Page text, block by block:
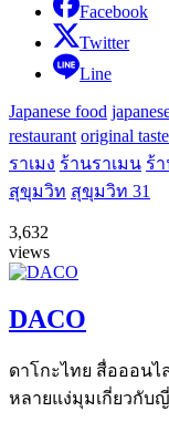
Facebook
Twitter
Line
Japanese food
restaurant original taste
ราเมง ร้านราเมน ร้
สุขุมวิท สุขุมวิท 31
3,632
views
DACO
ดาโกะไทย สื่อออน
หลายแง่มุมเกี่ยวกับ